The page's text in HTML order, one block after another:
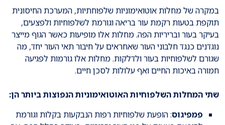
במקרה של מחלות אוטואימוניות שלפוחתיות, המערכת החיסונית
תוקפת בטעות רקמת עור בריאה וגורמת לשלפוחיות ולפצעים,
בעיקר בעור ובריריות הפה. מחלות אלו מופיעות כאשר הגוף מייצר
נוגדנים כנגד חלבוני העור שאחראים על חיבור תאי העור יחד, מה
שגורם לשלפוחיות בעור ולדלקות. מחלות אלו גורמות לפגיעה
חמורה באיכות החיים ואף עלולות לסכן חיים.
שתי המחלות השלפוחיות האוטואימוניות הנפוצות ביותר הן:
פמפיגוס: הופעת שלפוחיות רפות הנבקעות בקלות וגורמת